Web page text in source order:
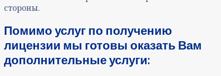
стороны.
Помимо услуг по получению
лицензии мы готовы оказать Вам
дополнительные услуги: